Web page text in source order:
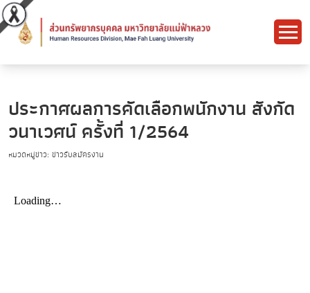
ประกาศผลการคัดเลือกพนักงาน สังกัด
วนาเวศน์ ครั้งที่ 1/2564
หมวดหมู่ข่าว: ข่าวรับสมัครงาน